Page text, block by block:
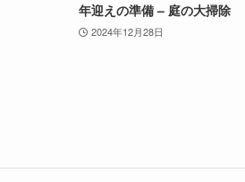
年迎えの準備 – 庭の大掃除
2024年12月28日